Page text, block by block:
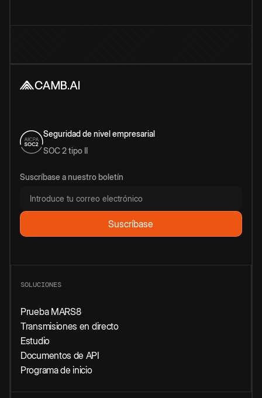
Seguridad de nivel empresarial
SOC 2 tipo II
Suscríbase a nuestro boletín
SOLUCIONES
Prueba MARS8
Transmisiones en directo
Estudio
Documentos de API
Programa de inicio